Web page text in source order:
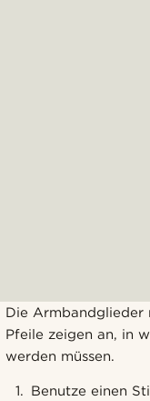
Die Armbandglieder
Pfeile zeigen an, in
werden müssen.
Benutze einen